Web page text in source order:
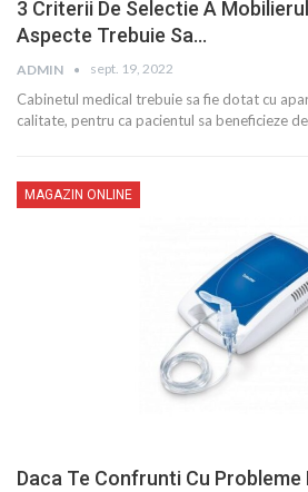
3 Criterii De Selectie A
Aspecte Trebuie Sa…
ADMIN sept. 19, 2022
Cabinetul medical trebuie sa fie dotat cu
calitate, pentru ca pacientul sa beneficieze
MAGAZIN ONLINE
Daca Te Confrunti Cu Probleme